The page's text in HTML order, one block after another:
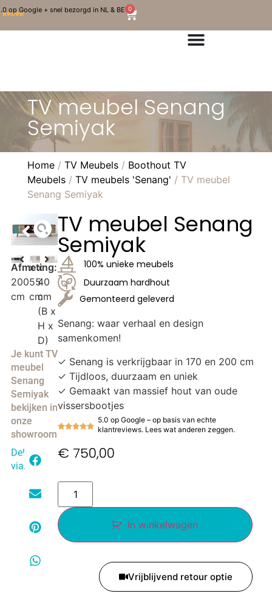
op Google + snel bezorgd in NL & BE 0
TV meubel Senang
Semiyak
Home/ TV Meubels/ Boothout TV
Meubels/ TV meubels 'Senang' / TV meubel
Senang Semiyak
Afmeting:
200
cm
x
55
cm
x
40
cm
(B x
H x
D)
Je kunt TV
meubel
Senang
Semiyak
bekijken in
onze
showroom
Delen
via:
TV meubel Senang
Semiyak
100% unieke meubels
Duurzaam hardhout
Gemonteerd geleverd
Senang: waar verhaal en design
samenkomen!
✓ Senang is verkrijgbaar in 170 en 200 cm
✓ Tijdloos, duurzaam en uniek
✓ Gemaakt van massief hout van oude
vissersbootjes
5.0 op Google – op basis van echte
klantreviews. Lees wat anderen zeggen.
€ 750,00
In winkelwagen
Vrijblijvend retour optie